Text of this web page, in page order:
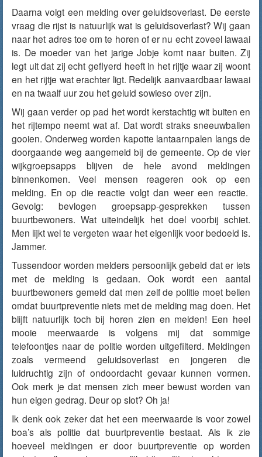
Daarna volgt een melding over geluidsoverlast. De eerste
vraag die rijst is natuurlijk wat is geluidsoverlast? Wij gaan
naar het adres toe om te horen of er nu echt zoveel lawaai
is. De moeder van het jarige Jobje komt naar buiten. Zij
legt uit dat zij echt geflyerd heeft in het rijtje waar zij woont
en het rijtje wat erachter ligt. Redelijk aanvaardbaar lawaai
en na twaalf uur zou het geluid sowieso over zijn.
Wij gaan verder op pad het wordt kerstachtig wit buiten en
het rijtempo neemt wat af. Dat wordt straks sneeuwballen
gooien. Onderweg worden kapotte lantaarnpalen langs de
doorgaande weg aangemeld bij de gemeente. Op de vier
wijkgroepsapps blijven de hele avond meldingen
binnenkomen. Veel mensen reageren ook op een
melding. En op die reactie volgt dan weer een reactie.
Gevolg: bevlogen groepsapp-gesprekken tussen
buurtbewoners. Wat uiteindelijk het doel voorbij schiet.
Men lijkt wel te vergeten waar het eigenlijk voor bedoeld is.
Jammer.
Tussendoor worden melders persoonlijk gebeld dat er iets
met de melding is gedaan. Ook wordt een aantal
buurtbewoners gemeld dat men zelf de politie moet bellen
omdat buurtpreventie niets met de melding mag doen. Het
blijft natuurlijk toch bij horen zien en melden! Een heel
mooie meerwaarde is volgens mij dat sommige
telefoontjes naar de politie worden uitgefilterd. Meldingen
zoals vermeend geluidsoverlast en jongeren die
luidruchtig zijn of ondoordacht gevaar kunnen vormen.
Ook merk je dat mensen zich meer bewust worden van
hun eigen gedrag. Deur op slot? Oh ja!
Ik denk ook zeker dat het een meerwaarde is voor zowel
boa’s als politie dat buurtpreventie bestaat. Als ik zie
hoeveel meldingen er door buurtpreventie op worden